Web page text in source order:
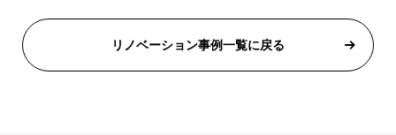
リノベーション事例一覧に戻る